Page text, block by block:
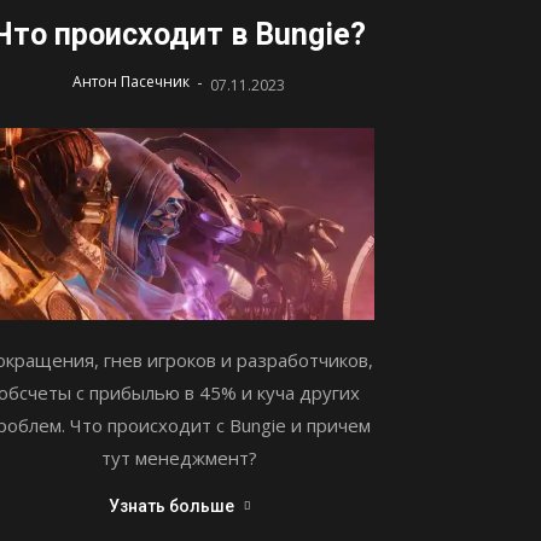
происходит в Bungie?
Антон Пасечник - 07.11.2023
гнев игроков и разработчиков,
с прибылью в 45% и куча других
Что происходит с Bungie и причем
тут менеджмент?
Узнать больше